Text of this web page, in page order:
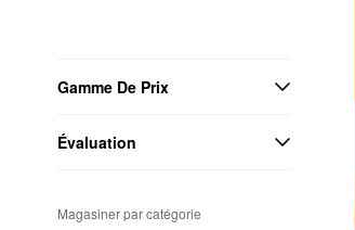
Gamme De Prix
Évaluation
Magasiner par catégorie